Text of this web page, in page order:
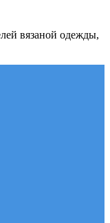
вязаной одежды,